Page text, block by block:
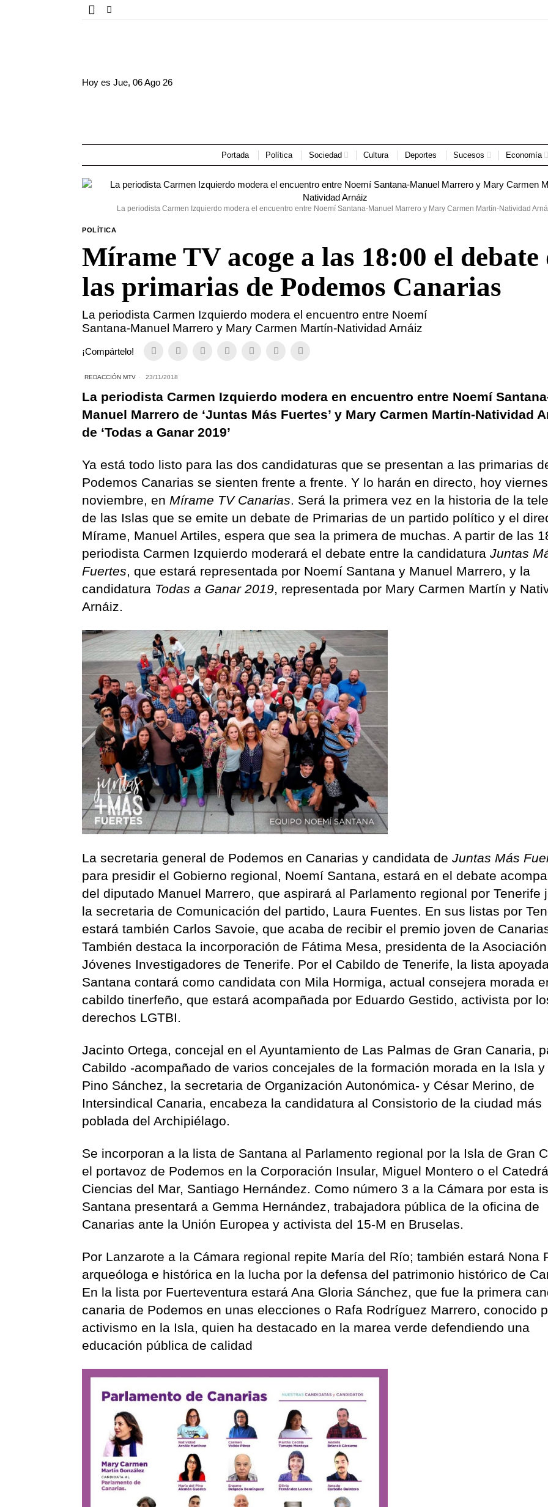
Hoy esJue, 06 Ago 26
Portada Política Sociedad Cultura Deportes Sucesos Economía
La periodista Carmen Izquierdo modera el encuentro entre Noemí Santana-Manuel Marrero y Mary Carmen Martín-Natividad
POLÍTICA
Mírame TV acoge a las 18:00 el debate
las primarias de Podemos Canarias
La periodista Carmen Izquierdo modera el encuentro entre Noemí
Santana-Manuel Marrero y Mary Carmen Martín-Natividad Arnáiz
¡Compártelo!
REDACCIÓN MTV 23/11/2018
La periodista Carmen Izquierdo modera en encuentro entre Noemí
Manuel Marrero de ‘Juntas Más Fuertes’ y Mary Carmen Martín-Natividad
de ‘Todas a Ganar 2019’
Ya está todo listo para las dos candidaturas que se presentan a las primarias
Podemos Canarias se sienten frente a frente. Y lo harán en directo, hoy
noviembre, en Mírame TV Canarias. Será la primera vez en la historia de la
de las Islas que se emite un debate de Primarias de un partido político y el
Mírame, Manuel Artiles, espera que sea la primera de muchas. A partir de las
periodista Carmen Izquierdo moderará el debate entre la candidaturaJuntas
Fuertes, que estará representada por Noemí Santana y Manuel Marrero, y la
candidatura Todas a Ganar 2019, representada por Mary Carmen Martín y
Arnáiz.
La secretaria general de Podemos en Canarias y candidata deJuntas Más
para presidir el Gobierno regional, Noemí Santana, estará en el debate
del diputado Manuel Marrero, que aspirará al Parlamento regional por Tenerife
la secretaria de Comunicación del partido, Laura Fuentes. En sus listas por
estará también Carlos Savoie, que acaba de recibir el premio joven de
También destaca la incorporación de Fátima Mesa, presidenta de la
Jóvenes Investigadores de Tenerife. Por el Cabildo de Tenerife, la lista
Santana contará como candidata con Mila Hormiga, actual consejera morada
cabildo tinerfeño, que estará acompañada por Eduardo Gestido, activista por
derechos LGTBI.
Jacinto Ortega, concejal en el Ayuntamiento de Las Palmas de Gran Canaria,
Cabildo -acompañado de varios concejales de la formación morada en la Isla y
Pino Sánchez, la secretaria de Organización Autonómica- y César Merino, de
Intersindical Canaria, encabeza la candidatura al Consistorio de la ciudad más
poblada del Archipiélago.
Se incorporan a la lista de Santana al Parlamento regional por la Isla de Gran
el portavoz de Podemos en la Corporación Insular, Miguel Montero o el
Ciencias del Mar, Santiago Hernández. Como número 3 a la Cámara por esta
Santana presentará a Gemma Hernández, trabajadora pública de la oficina de
Canarias ante la Unión Europea y activista del 15-M en Bruselas.
Por Lanzarote a la Cámara regional repite María del Río; también estará Nona
arqueóloga e histórica en la lucha por la defensa del patrimonio histórico de
En la lista por Fuerteventura estará Ana Gloria Sánchez, que fue la primera
canaria de Podemos en unas elecciones o Rafa Rodríguez Marrero, conocido
activismo en la Isla, quien ha destacado en la marea verde defendiendo una
educación pública de calidad